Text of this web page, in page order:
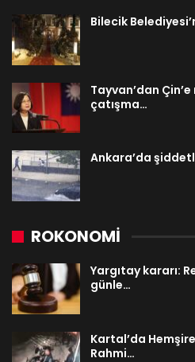
Bilecik
Tayvan’dan
çatışma…
Ankara’da
ROKONOMİ
Yargıtay kararı:
günle…
Kartal’da
Rahmi…